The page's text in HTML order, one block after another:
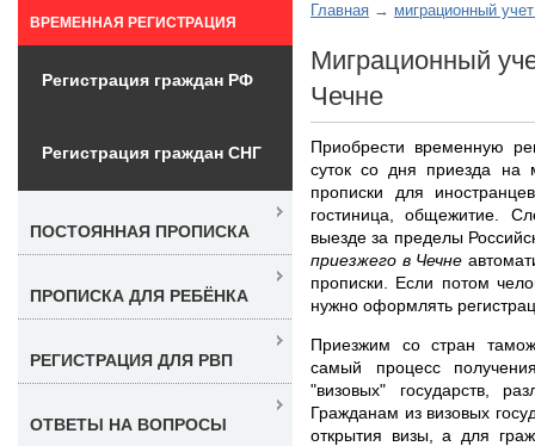
Главная миграционный
Миграционный
Чечне
Приобрести временную
суток со дня приезда на
прописки для
гостиница, общежитие.
выезде за пределы
приезжего в Чечне
прописки. Если потом
нужно оформлять
Приезжим со стран
самый процесс
"визовых" государств,
Гражданам из визовых
открытия визы, а для
ВРЕМЕННАЯ РЕГИСТРАЦИЯ
Регистрация граждан РФ
Регистрация граждан СНГ
ПОСТОЯННАЯ ПРОПИСКА
ПРОПИСКА ДЛЯ РЕБЁНКА
РЕГИСТРАЦИЯ ДЛЯ РВП
ОТВЕТЫ НА ВОПРОСЫ